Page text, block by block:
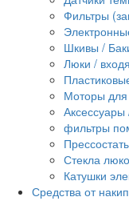
Фильтры
Шкивы /
Люки /
Моторы
Аксессуары
фильтры
Стекла
Катушки
Средства от